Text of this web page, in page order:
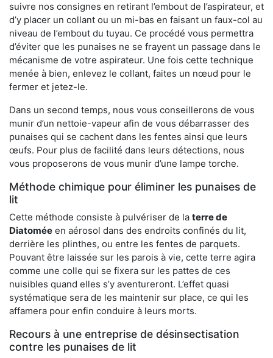
suivre nos consignes en retirant l’embout de l’aspirateur, et
d’y placer un collant ou un mi-bas en faisant un faux-col au
niveau de l’embout du tuyau. Ce procédé vous permettra
d’éviter que les punaises ne se frayent un passage dans le
mécanisme de votre aspirateur. Une fois cette technique
menée à bien, enlevez le collant, faites un nœud pour le
fermer et jetez-le.
Dans un second temps, nous vous conseillerons de vous
munir d’un nettoie-vapeur afin de vous débarrasser des
punaises qui se cachent dans les fentes ainsi que leurs
œufs. Pour plus de facilité dans leurs détections, nous
vous proposerons de vous munir d’une lampe torche.
Méthode chimique pour éliminer les punaises de
lit
Cette méthode consiste à pulvériser de la terre de
Diatomée en aérosol dans des endroits confinés du lit,
derrière les plinthes, ou entre les fentes de parquets.
Pouvant être laissée sur les parois à vie, cette terre agira
comme une colle qui se fixera sur les pattes de ces
nuisibles quand elles s’y aventureront. L’effet quasi
systématique sera de les maintenir sur place, ce qui les
affamera pour enfin conduire à leurs morts.
Recours à une entreprise de désinsectisation
contre les punaises de lit